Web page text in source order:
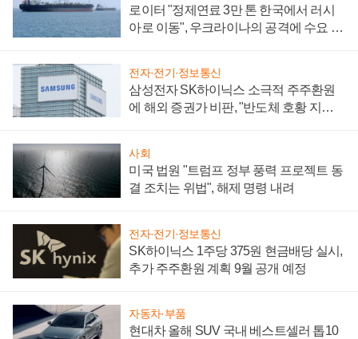
로이터 "정제연료 3만 톤 한국에서 러시
아로 이동", 우크라이나의 공격에 수요 늘
전자·전기·정보통신
삼성전자 SK하이닉스 소극적 주주환원
에 해외 증권가 비판, "반도체 호황 지속
사회
미국 법원 "트럼프 정부 풍력 프로젝트 동
결 조치는 위법", 해제 명령 내려
전자·전기·정보통신
SK하이닉스 1주당 375원 현금배당 실시,
추가 주주환원 계획 9월 공개 예정
자동차·부품
현대차 올해 SUV 국내 베스트셀러 톱10